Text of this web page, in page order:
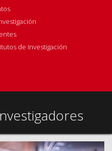
de Investigación